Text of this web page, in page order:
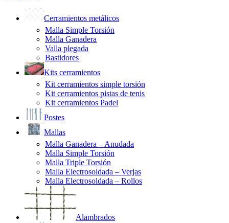
Cerramientos metálicos
Malla Simple Torsión
Malla Ganadera
Valla plegada
Bastidores
Kits cerramientos
Kit cerramientos simple torsión
Kit cerramientos pistas de tenis
Kit cerramientos Padel
Postes
Mallas
Malla Ganadera – Anudada
Malla Simple Torsión
Malla Triple Torsión
Malla Electrosoldada – Verjas
Malla Electrosoldada – Rollos
Alambrados